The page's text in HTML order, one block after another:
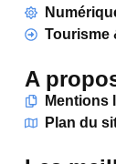
Tourisme
A
Mentions
Plan du